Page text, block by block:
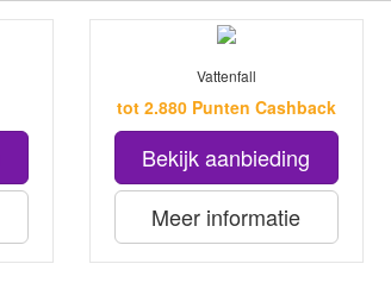
Vattenfall
tot 2.880 Punten Cashback
Bekijk aanbieding
Meer informatie